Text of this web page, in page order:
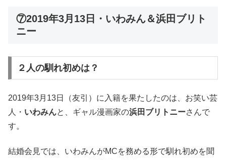
⑦2019年3月13日・いわみん＆浜田ブリト
ニー
２人の馴れ初めは？
2019年3月13日（友引）に入籍を果たしたのは、お笑い芸
人・ いわみんと、ギャル漫画家の浜田ブリトニーさんで
す。
結婚会見では、いわみんがMCを務める形で馴れ初めを聞